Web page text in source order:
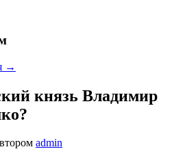
→
князь Владимир
admin